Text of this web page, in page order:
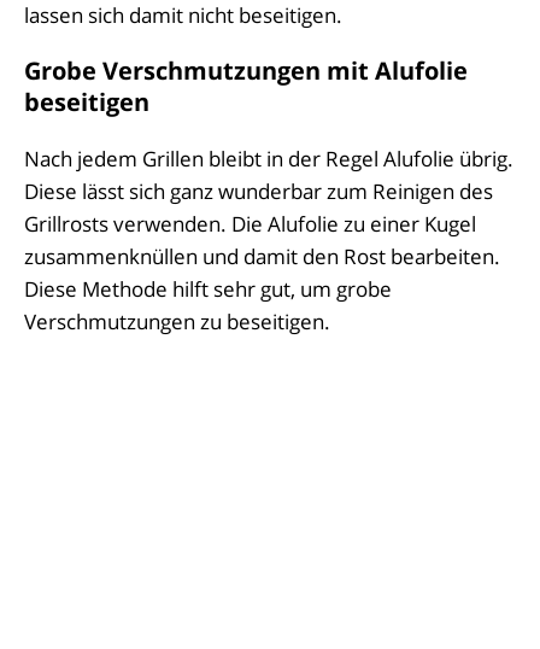
lassen sich damit nicht beseitigen.
Grobe Verschmutzungen mit Alufolie
beseitigen
Nach jedem Grillen bleibt in der Regel Alufolie übrig.
Diese lässt sich ganz wunderbar zum Reinigen des
Grillrosts verwenden. Die Alufolie zu einer Kugel
zusammenknüllen und damit den Rost bearbeiten.
Diese Methode hilft sehr gut, um grobe
Verschmutzungen zu beseitigen.